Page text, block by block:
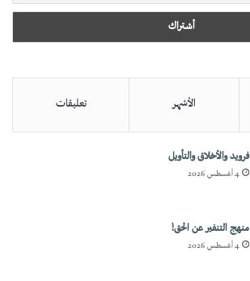
الأشهر تعليقات
فرويد والأخلاق والتأويل
4 أغسطس 2026
منهج التنفير عن الحق!
4 أغسطس 2026